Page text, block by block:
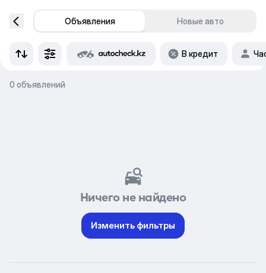
Объявления Новые авто
В кредит
0 объявлений
Ничего не найдено
Изменить фильтры